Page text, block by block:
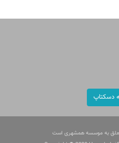
دسکتاپ
به موسسه همشهری است